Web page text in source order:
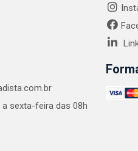
sexta-feira das 08h